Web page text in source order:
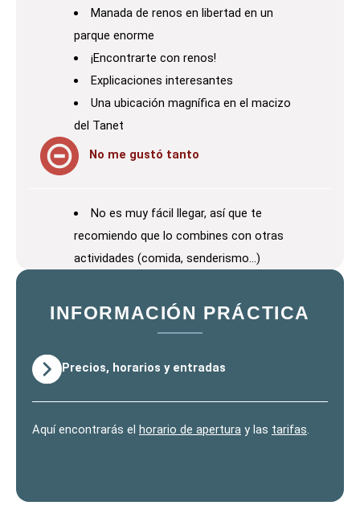
Manada de renos en libertad en un
parque enorme
¡Encontrarte con renos!
Explicaciones interesantes
Una ubicación magnífica en el macizo
del Tanet
No me gustó tanto
No es muy fácil llegar, así que te
recomiendo que lo combines con otras
actividades (comida, senderismo…)
INFORMACIÓN PRÁCTICA
Precios, horarios y entradas
Aquí encontrarás el horario de apertura y las tarifas.